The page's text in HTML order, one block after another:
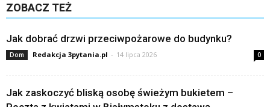
ZOBACZ TEŻ
Jak dobrać drzwi przeciwpożarowe do budynku?
Dom Redakcja 3pytania.pl - 14 lipca 2026 0
Jak zaskoczyć bliską osobę świeżym bukietem –